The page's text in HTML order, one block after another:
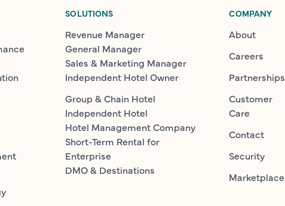
SOLUTIONS
Revenue Manager
General Manager
Sales & Marketing Manager
Independent Hotel Owner
Group & Chain Hotel
Independent Hotel
Hotel Management Company
Short-Term Rental for
Enterprise
DMO & Destinations
COMPANY
About
Careers
Partnerships
Customer
Care
Contact
Security
Marketplace